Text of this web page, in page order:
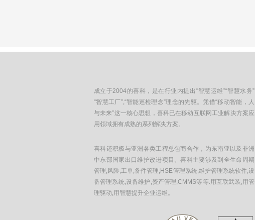
成立于2004的喜科，是在行业内提出“智慧运维”“智慧水务”
“智慧工厂”,“智能巡检理念”理念的先驱。凭借“移动智能，人
与未来”这一核心思想，喜科已在移动互联网工业解决方案应
用领域拥有成熟的系列解决方案。
喜科还积极与亚洲各类工程总包商合作，为东南亚以及非洲
中东部国家出口维护改进项目。喜科主要涉及到全生命周期
管理,风险,工单,备件管理,HSE管理系统,维护管理系统软件,设
备管理系统,设备维护,资产管理,CMMS等等.用互联武装,用管
理驱动,用智慧提升企业运维。